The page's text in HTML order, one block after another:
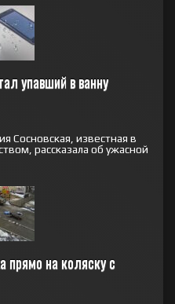
упавший в ванну
Сосновская, известная в
рассказала об ужасной
прямо на коляску с